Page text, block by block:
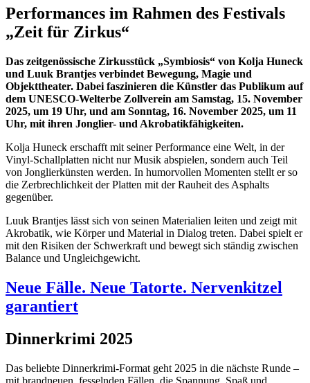
Performances im Rahmen des Festivals
„Zeit für Zirkus“
Das zeitgenössische Zirkusstück „Symbiosis“ von Kolja Huneck
und Luuk Brantjes verbindet Bewegung, Magie und
Objekttheater. Dabei faszinieren die Künstler das Publikum auf
dem UNESCO-Welterbe Zollverein am Samstag, 15. November
2025, um 19 Uhr, und am Sonntag, 16. November 2025, um 11
Uhr, mit ihren Jonglier- und Akrobatikfähigkeiten.
Kolja Huneck erschafft mit seiner Performance eine Welt, in der
Vinyl-Schallplatten nicht nur Musik abspielen, sondern auch Teil
von Jonglierkünsten werden. In humorvollen Momenten stellt er so
die Zerbrechlichkeit der Platten mit der Rauheit des Asphalts
gegenüber.
Luuk Brantjes lässt sich von seinen Materialien leiten und zeigt mit
Akrobatik, wie Körper und Material in Dialog treten. Dabei spielt er
mit den Risiken der Schwerkraft und bewegt sich ständig zwischen
Balance und Ungleichgewicht.
Neue Fälle. Neue Tatorte. Nervenkitzel
garantiert
Dinnerkrimi 2025
Das beliebte Dinnerkrimi-Format geht 2025 in die nächste Runde –
mit brandneuen, fesselnden Fällen, die Spannung, Spaß und